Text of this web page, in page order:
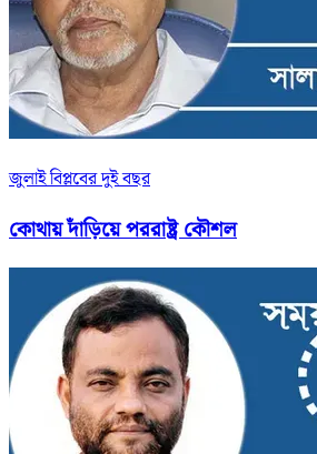
জুলাই বিপ্লবের দুই বছর
কোথায় দাঁড়িয়ে পররাষ্ট্র কৌশল